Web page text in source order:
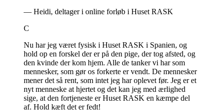
— Heidi, deltager i online forløb i Huset RASK
C
Nu har jeg været fysisk i Huset RASK i Spanien, og
hold op en forskel der er på den pige, der tog afsted, og
den kvinde der kom hjem. Alle de tanker vi har som
mennesker, som gør os forkerte er vendt. De mennesker
mener det så rent, som intet jeg har oplevet før. Jeg er et
nyt menneske at hjertet og det kan jeg med ærlighed
sige, at den fortjeneste er Huset RASK en kæmpe del
af. Hold kæft det er fedt!